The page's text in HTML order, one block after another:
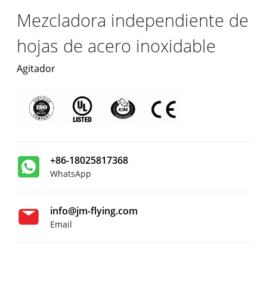
Mezcladora independiente de
hojas de acero inoxidable
Agitador
+86-18025817368
WhatsApp
info@jm-flying.com
Email